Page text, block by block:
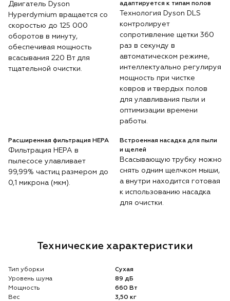
Двигатель Dyson
Hyperdymium вращается со
скоростью до 125 000
оборотов в минуту,
обеспечивая мощность
всасывания 220 Вт для
тщательной очистки.
адаптируется к типам полов
Технология Dyson DLS
контролирует
сопротивление щетки 360
раз в секунду в
автоматическом режиме,
интеллектуально регулируя
мощность при чистке
ковров и твердых полов
для улавливания пыли и
оптимизации времени
работы.
Расширенная фильтрация HEPA
Фильтрация HEPA в
пылесосе улавливает
99,99% частиц размером до
0,1 микрона (мкм).
Встроенная насадка для пыли
и щелей
Всасывающую трубку можно
снять одним щелчком мыши,
а внутри находится готовая
к использованию насадка
для очистки.
Технические характеристики
Тип уборки
Сухая
Уровень шума
89 дБ
Мощность
660 Вт
Вес
3,50 кг